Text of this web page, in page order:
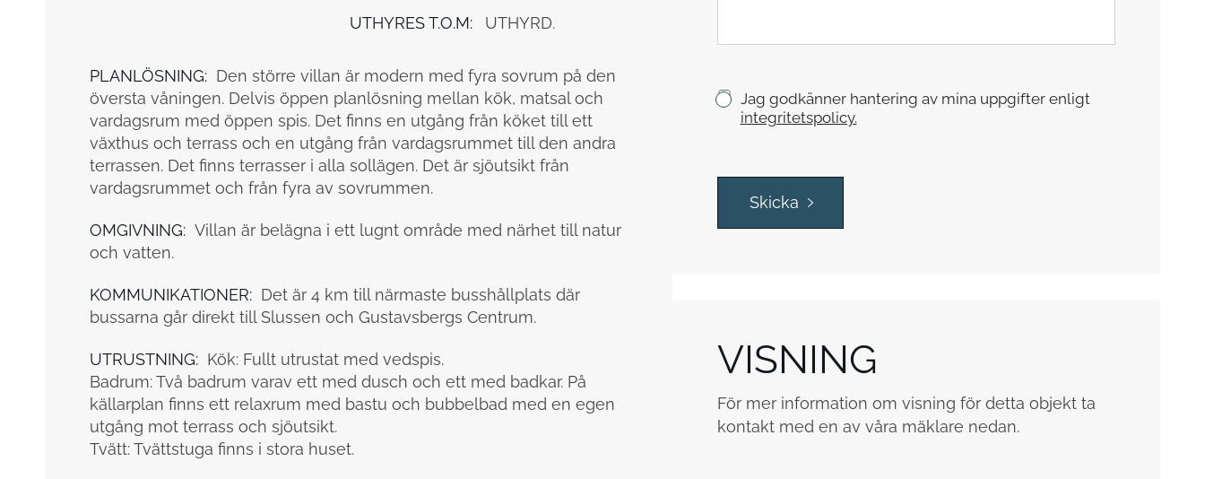
UTHYRES T.O.M: UTHYRD.
PLANLÖSNING: Den större villan är modern med fyra sovrum på den
översta våningen. Delvis öppen planlösning mellan kök, matsal och
vardagsrum med öppen spis. Det finns en utgång från köket till ett
växthus och terrass och en utgång från vardagsrummet till den andra
terrassen. Det finns terrasser i alla sollägen. Det är sjöutsikt från
vardagsrummet och från fyra av sovrummen.
OMGIVNING: Villan är belägna i ett lugnt område med närhet till natur
och vatten.
KOMMUNIKATIONER: Det är 4 km till närmaste busshållplats där
bussarna går direkt till Slussen och Gustavsbergs Centrum.
UTRUSTNING: Kök: Fullt utrustat med vedspis.
Badrum: Två badrum varav ett med dusch och ett med badkar. På
källarplan finns ett relaxrum med bastu och bubbelbad med en egen
utgång mot terrass och sjöutsikt.
Tvätt: Tvättstuga finns i stora huset.
y
e
K
s
t
Jag godkänner hantering av mina uppgifter enligt
integritetspolicy.
Skicka
VISNING
För mer information om visning för detta objekt ta
kontakt med en av våra mäklare nedan.